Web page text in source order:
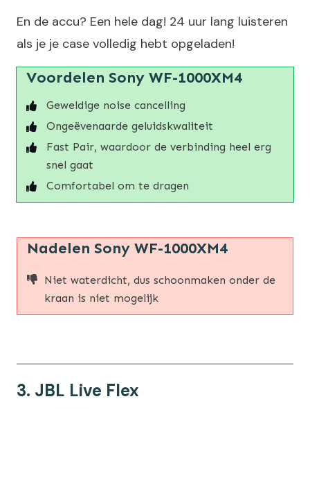
En de accu? Een hele dag! 24 uur lang luisteren
als je je case volledig hebt opgeladen!
Voordelen Sony WF-1000XM4
Geweldige noise cancelling
Ongeëvenaarde geluidskwaliteit
Fast Pair, waardoor de verbinding heel erg
snel gaat
Comfortabel om te dragen
Nadelen Sony WF-1000XM4
Niet waterdicht, dus schoonmaken onder de
kraan is niet mogelijk
3. JBL Live Flex